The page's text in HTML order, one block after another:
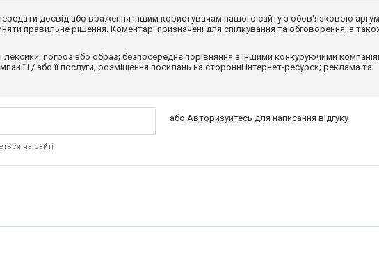
досвід або враження іншим користувачам нашого сайту з обов'язковою
правильне рішення. Коментарі призначені для спілкування та обговорення, а
погроз або образ; безпосереднє порівняння з іншими конкуруючими
і / або її послуги; розміщення посилань на сторонні інтернет-ресурси; реклама та
на сайті
або Авторизуйтесь для написання відгуку